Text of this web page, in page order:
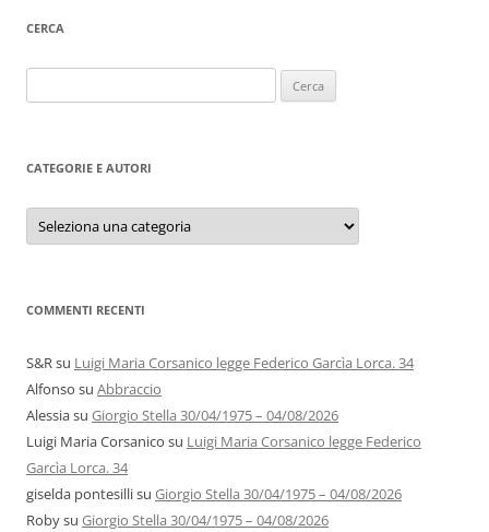
CERCA
per:
CATEGORIE E AUTORI
Categorie
autori
COMMENTI RECENTI
S&Rsu Luigi Maria Corsanico legge Federico Garcìa Lorca. 34
Alfonso su Abbraccio
Alessiasu Giorgio Stella 30/04/1975 – 04/08/2026
Luigi Maria Corsanico su Luigi Maria Corsanico legge Federico
Garcìa Lorca. 34
giselda pontesillisu Giorgio Stella 30/04/1975 – 04/08/2026
Robysu Giorgio Stella 30/04/1975 – 04/08/2026